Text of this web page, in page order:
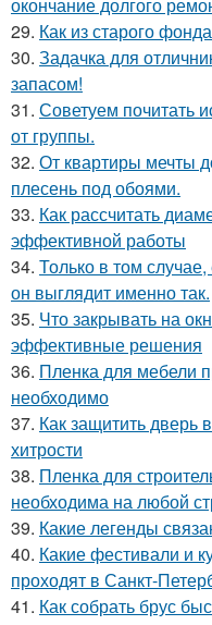
29. Как из старого
30. Задачка для
запасом!
31. Советуем почитать
от группы.
32. От квартиры мечты
плесень под обоями.
33. Как рассчитать
эффективной работы
34. Только в том
он выглядит именно так.
35. Что закрывать на
эффективные решения
36. Пленка для мебели
необходимо
37. Как защитить дверь
хитрости
38. Пленка для
необходима на любой
39. Какие легенды
40. Какие фестивали и
проходят в Санкт-
41. Как собрать брус